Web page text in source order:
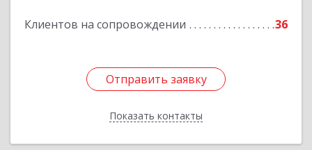
Клиентов на сопровождении 36
Отправить заявку
Показать контакты
Отправить заявку
Назад